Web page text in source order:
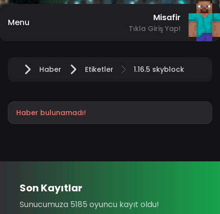
Menu Misafir
Tıkla Giriş Yap!
Anasayfa
Haber Etiketler 1.16.5 skyblock
Haber bulunamadı!
Son Kayıtlar
Sunucumuza 5185 oyuncu kayıt oldu!